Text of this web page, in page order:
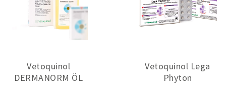
Vetoquinol
DERMANORM ÖL
Vetoquinol Lega
Phyton